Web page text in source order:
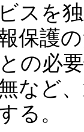
スを
保護
の必
など
る。